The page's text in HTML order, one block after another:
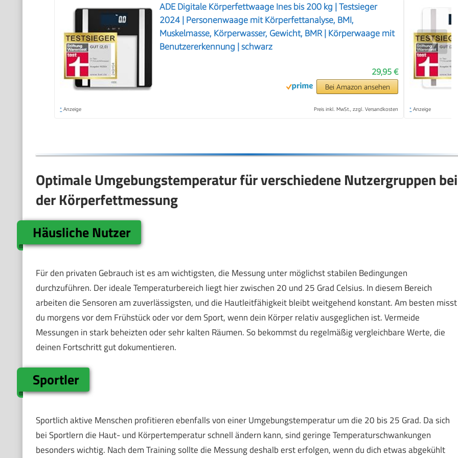
ADE Digitale Körperfettwaage Ines bis 200 kg | Testsieger
2024 | Personenwaage mit Körperfettanalyse, BMI,
Muskelmasse, Körperwasser, Gewicht, BMR | Körperwaage mit
Benutzererkennung | schwarz
29,95 €
Bei Amazon ansehen
* Anzeige Preis inkl. MwSt., zzgl. Versandkosten * Anzeige
❯
Optimale Umgebungstemperatur für verschiedene Nutzergruppen bei
der Körperfettmessung
Häusliche Nutzer
Für den privaten Gebrauch ist es am wichtigsten, die Messung unter möglichst stabilen Bedingungen
durchzuführen. Der ideale Temperaturbereich liegt hier zwischen 20 und 25 Grad Celsius. In diesem Bereich
arbeiten die Sensoren am zuverlässigsten, und die Hautleitfähigkeit bleibt weitgehend konstant. Am besten misst
du morgens vor dem Frühstück oder vor dem Sport, wenn dein Körper relativ ausgeglichen ist. Vermeide
Messungen in stark beheizten oder sehr kalten Räumen. So bekommst du regelmäßig vergleichbare Werte, die
deinen Fortschritt gut dokumentieren.
Sportler
Sportlich aktive Menschen profitieren ebenfalls von einer Umgebungstemperatur um die 20 bis 25 Grad. Da sich
bei Sportlern die Haut- und Körpertemperatur schnell ändern kann, sind geringe Temperaturschwankungen
besonders wichtig. Nach dem Training sollte die Messung deshalb erst erfolgen, wenn du dich etwas abgekühlt